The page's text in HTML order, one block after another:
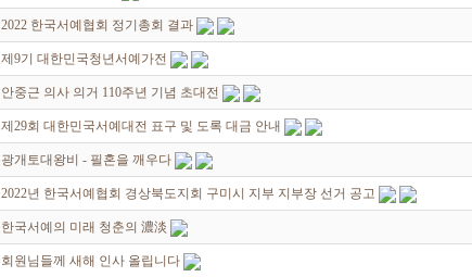
2022 한국서예협회 정기총회 결과
제9기 대한민국청년서예가전
안중근 의사 의거 110주년 기념 초대전
제29회 대한민국서예대전 표구 및 도록 대금 안내
광개토대왕비 - 필혼을 깨우다
2022년 한국서예협회 경상북도지회 구미시 지부 지부장 선거 공고
한국서예의 미래 청춘의 濃淡
회원님들께 새해 인사 올립니다